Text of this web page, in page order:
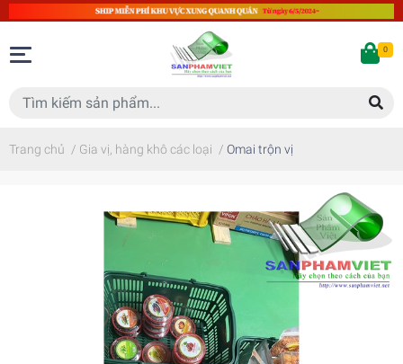
0
Trang chủ / Gia vị, hàng khô các loại / Omai trộn vị